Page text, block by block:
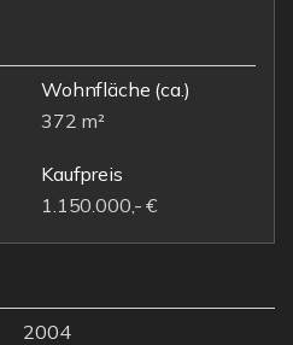
Wohnfläche (ca.)
372 m²
Kaufpreis
1.150.000,- €
2004